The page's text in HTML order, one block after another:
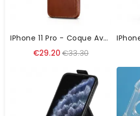
IPhone 11 Pro - Coque Avec Rabat Cuir Véritable
€29.20€33.30